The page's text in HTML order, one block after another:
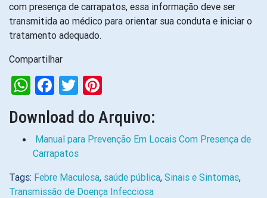
com presença de carrapatos, essa informação deve ser
transmitida ao médico para orientar sua conduta e iniciar o
tratamento adequado.
Compartilhar
WhatsApp
Facebook
Twitter
Download do Arquivo:
Manual para Prevenção Em Locais Com Presença de
Carrapatos
Tags: Febre Maculosa, saúde pública, Sinais e Sintomas,
Transmissão de Doença Infecciosa